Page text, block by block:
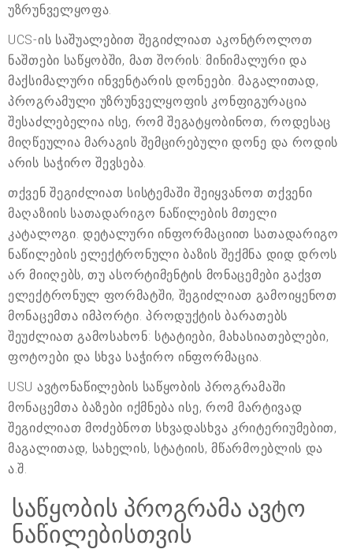
უზრუნველყოფა.
UCS-ის საშუალებით შეგიძლიათ აკონტროლოთ
ნაშთები საწყობში, მათ შორის: მინიმალური და
მაქსიმალური ინვენტარის დონეები. მაგალითად,
პროგრამული უზრუნველყოფის კონფიგურაცია
შესაძლებელია ისე, რომ შეგატყობინოთ, როდესაც
მიღწეულია მარაგის შემცირებული დონე და როდის
არის საჭირო შევსება.
თქვენ შეგიძლიათ სისტემაში შეიყვანოთ თქვენი
მაღაზიის სათადარიგო ნაწილების მთელი
კატალოგი. დეტალური ინფორმაციით სათადარიგო
ნაწილების ელექტრონული ბაზის შექმნა დიდ დროს
არ მიიღებს, თუ ასორტიმენტის მონაცემები გაქვთ
ელექტრონულ ფორმატში, შეგიძლიათ გამოიყენოთ
მონაცემთა იმპორტი. პროდუქტის ბარათებს
შეუძლიათ გამოსახონ: სტატიები, მახასიათებლები,
ფოტოები და სხვა საჭირო ინფორმაცია.
USU ავტონაწილების საწყობის პროგრამაში
მონაცემთა ბაზები იქმნება ისე, რომ მარტივად
შეგიძლიათ მოძებნოთ სხვადასხვა კრიტერიუმებით,
მაგალითად, სახელის, სტატიის, მწარმოებლის და
ა.შ.
საწყობის პროგრამა ავტო
ნაწილებისთვის